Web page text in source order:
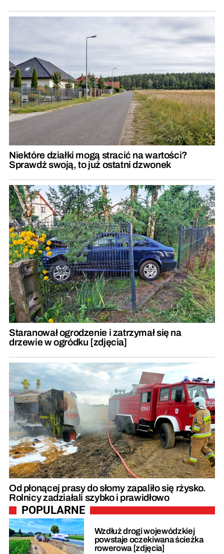
Niektóre działki mogą stracić na wartości?
Sprawdź swoją, to już ostatni dzwonek
Staranował ogrodzenie i zatrzymał się na
drzewie w ogródku [zdjęcia]
Od płonącej prasy do słomy zapaliło się rżysko.
Rolnicy zadziałali szybko i prawidłowo
POPULARNE
Wzdłuż drogi wojewódzkiej
powstaje oczekiwana ścieżka
rowerowa [zdjęcia]